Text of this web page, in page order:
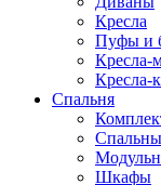
Кресла
Пуфы и
Кресла-
Кресла-
Спальня
Шкафы